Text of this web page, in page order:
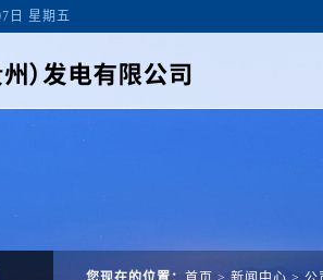
日 星期五